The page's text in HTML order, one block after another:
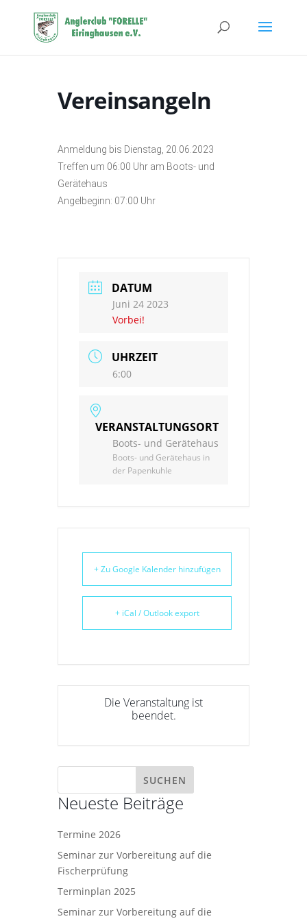
Vereinsangeln
Anmeldung bis Dienstag, 20.06.2023
Treffen um 06:00 Uhr am Boots- und
Gerätehaus
Angelbeginn: 07:00 Uhr
DATUM
Juni 24 2023
Vorbei!
UHRZEIT
6:00
VERANSTALTUNGSORT
Boots- und Gerätehaus
Boots- und Gerätehaus in
der Papenkuhle
+ Zu Google Kalender hinzufügen
+ iCal / Outlook export
Die Veranstaltung ist
beendet.
Neueste Beiträge
Termine 2026
Seminar zur Vorbereitung auf die
Fischerprüfung
Terminplan 2025
Seminar zur Vorbereitung auf die